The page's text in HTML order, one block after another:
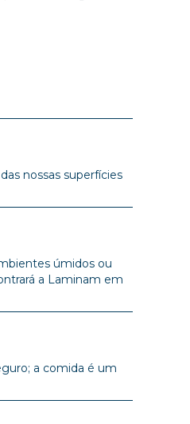
nossas superfícies
úmidos ou
a Laminam em
a comida é um